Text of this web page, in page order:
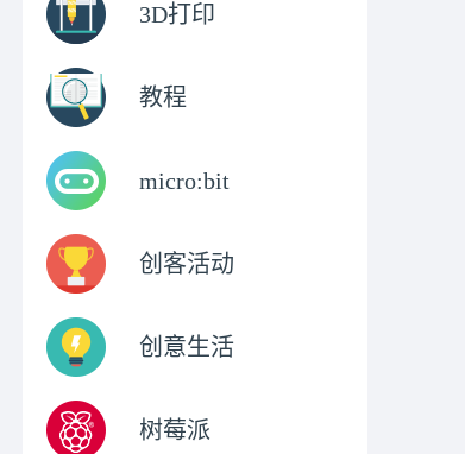
3D打印
教程
micro:bit
创客活动
创意生活
树莓派